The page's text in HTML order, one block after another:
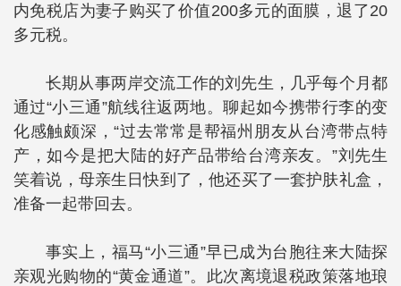
内免税店为妻子购买了价值200多元的面膜，退了20
多元税。
长期从事两岸交流工作的刘先生，几乎每个月都
通过“小三通”航线往返两地。聊起如今携带行李的变
化感触颇深，“过去常常是帮福州朋友从台湾带点特
产，如今是把大陆的好产品带给台湾亲友。”刘先生
笑着说，母亲生日快到了，他还买了一套护肤礼盒，
准备一起带回去。
事实上，福马“小三通”早已成为台胞往来大陆探
亲观光购物的“黄金通道”。此次离境退税政策落地琅